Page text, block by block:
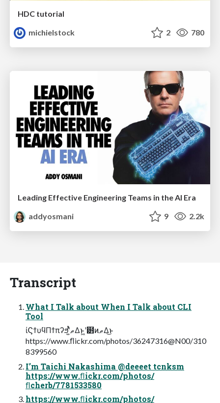
HDC tutorial
michielstock
2 780
Leading Effective Engineering Teams in the AI Era
addyosmani
9 2.2k
Transcript
What I Talk about When I Talk about CLI
Tool
ίϚϯυϥΠϯπʔϧʹ͍ͭͯޠΔͱ͖ʹ๻ͷޠΔ͜ͱ
https://www.ﬂickr.com/photos/36247316@N00/310
8399560
I’m Taichi Nakashima @deeeet tcnksm
https://www.ﬂickr.com/photos/
ﬂcherb/7781533580
https://www.ﬂickr.com/photos/